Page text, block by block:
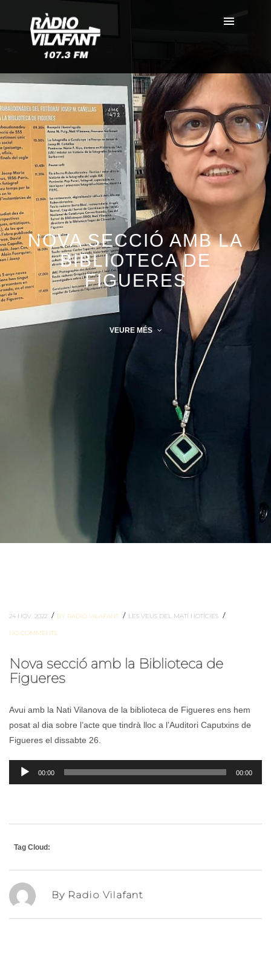
NOVA SECCIÓ AMB LA
BIBLIOTECA DE
FIGUERES
VEURE MÉS
24 NOV. 2022 / BY RADIO VILAFANT / LES VEUS DEL MATÍ NOTÍCIES /
NO COMMENTS
Nova secció amb la Biblioteca de
Figueres
Avui amb la Nati Vilanova de la biblioteca de Figueres ens hem
posat al dia sobre l’acte que tindrà lloc a l’Auditori Caputxins de
Figueres el dissabte 26.
Reproductor
d'àudio
00:00 00:00
Tag Cloud:
By Radio Vilafant